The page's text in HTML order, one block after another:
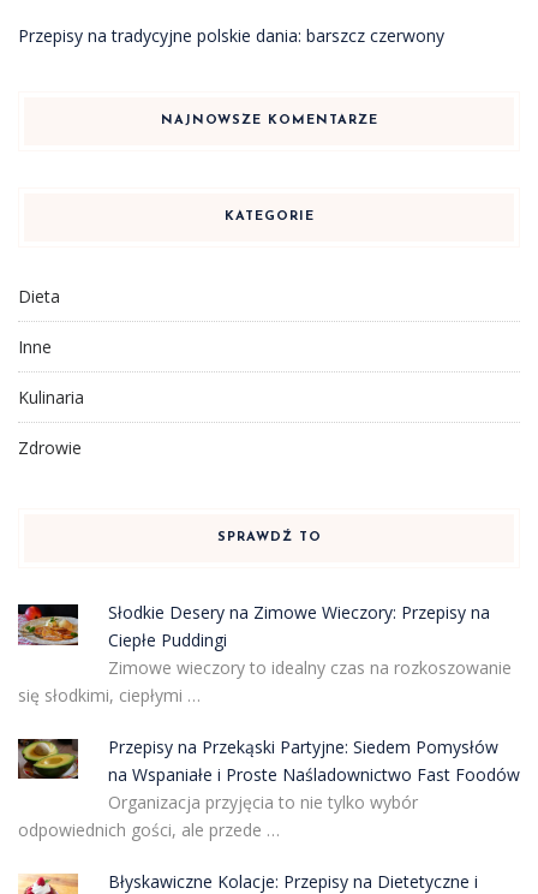
Przepisy na tradycyjne polskie dania: barszcz czerwony
NAJNOWSZE KOMENTARZE
KATEGORIE
Dieta
Inne
Kulinaria
Zdrowie
SPRAWDŹ TO
Słodkie Desery na Zimowe Wieczory: Przepisy na
Ciepłe Puddingi
Zimowe wieczory to idealny czas na rozkoszowanie
się słodkimi, ciepłymi …
Przepisy na Przekąski Partyjne: Siedem Pomysłów
na Wspaniałe i Proste Naśladownictwo Fast Foodów
Organizacja przyjęcia to nie tylko wybór
odpowiednich gości, ale przede …
Błyskawiczne Kolacje: Przepisy na Dietetyczne i